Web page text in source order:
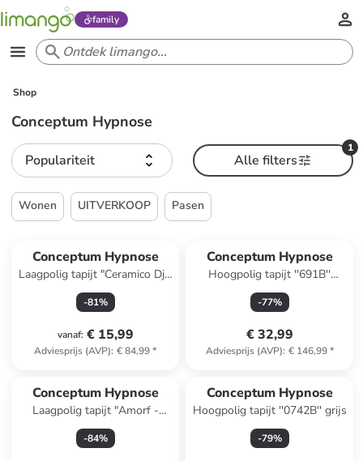
family
Shop
Conceptum Hypnose
Populariteit
1
Alle filters
Wonen UITVERKOOP Pasen
Conceptum Hypnose
Laagpolig tapijt "Ceramico Djt"
meerkleurig
-81%
vanaf: € 15,99
Adviesprijs (AVP): € 84,99*
Conceptum Hypnose
Hoogpolig tapijt ''691B''
lichtbruin
-77%
€ 32,99
Adviesprijs (AVP): € 146,99*
Conceptum Hypnose
Laagpolig tapijt "Amorf -
Ar001" beige
-84%
Conceptum Hypnose
Hoogpolig tapijt ''0742B'' grijs
-79%